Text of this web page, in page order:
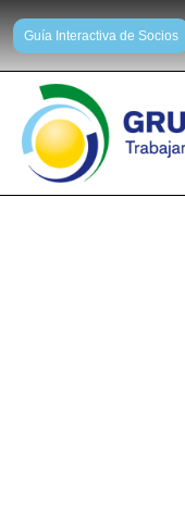
Guía Interactiva de Socios